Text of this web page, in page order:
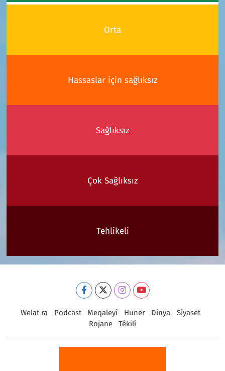
Orta
Hassaslar için sağlıksız
Sağlıksız
Çok Sağlıksız
Tehlikeli
Welat ra Podcast Meqaleyî Huner Dinya
Sîyaset
Rojane
Têkilî